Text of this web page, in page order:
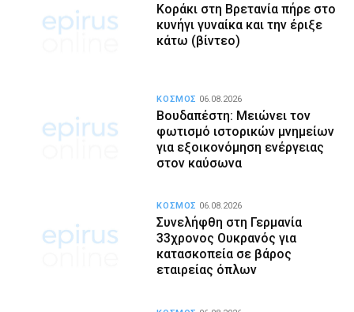
Κοράκι στη Βρετανία πήρε στο
κυνήγι γυναίκα και την έριξε
κάτω (βίντεο)
Βουδαπέστη: Μειώνει τον
φωτισμό ιστορικών μνημείων
για εξοικονόμηση ενέργειας
στον καύσωνα
ΚΟΣΜΟΣ 06.08.2026
Συνελήφθη στη Γερμανία
33χρονος Ουκρανός για
κατασκοπεία σε βάρος
εταιρείας όπλων
ΚΟΣΜΟΣ 06.08.2026